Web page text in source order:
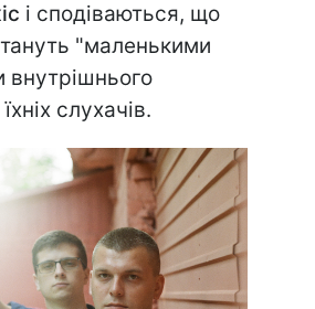
і сподіваються, що
стануть "маленькими
внутрішнього
слухачів.